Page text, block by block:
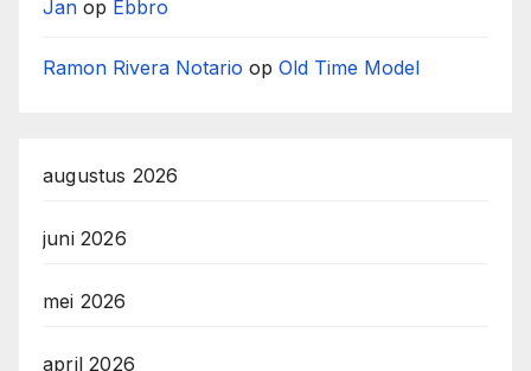
Jan op Ebbro
Ramon Rivera Notario op Old Time Model
augustus 2026
juni 2026
mei 2026
april 2026